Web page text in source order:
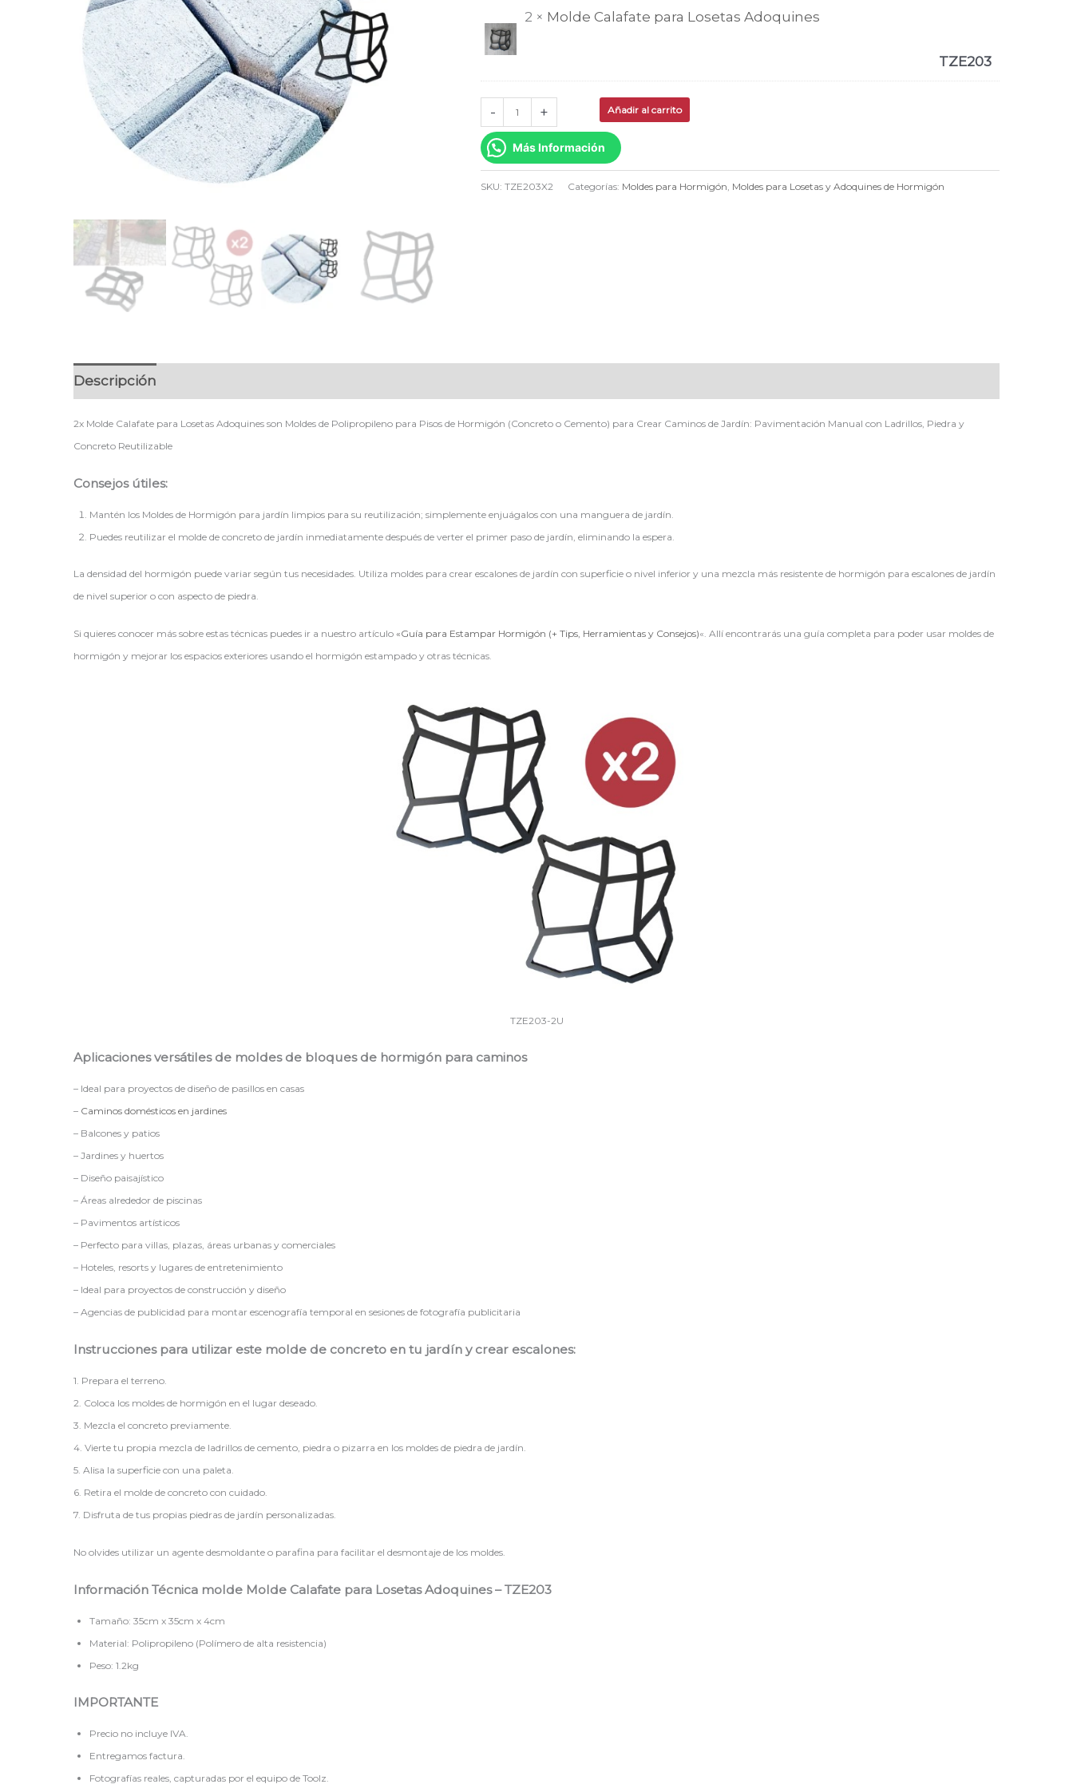
2 × Molde Calafate para Losetas Adoquines
TZE203
-
TZE203
TZE203X2
cantidad
+ Añadir al carrito
Más Información
SKU:TZE203X2 Categorías: Moldes para Hormigón Moldes para Losetas y Adoquines de Hormigón
Descripción
2x Molde Calafate para Losetas Adoquines son Moldes de Polipropileno para Pisos de Hormigón (Concreto o Cemento) para Crear Caminos de Jardín: Pavimentación Manual con Ladrillos, Piedra y
Concreto Reutilizable
Consejos útiles:
Mantén los Moldes de Hormigón para jardín limpios para su reutilización; simplemente enjuágalos con una manguera de jardín.
Puedes reutilizar el molde de concreto de jardín inmediatamente después de verter el primer paso de jardín, eliminando la espera.
La densidad del hormigón puede variar según tus necesidades. Utiliza moldes para crear escalones de jardín con superficie o nivel inferior y una mezcla más resistente de hormigón para escalones de jardín
de nivel superior o con aspecto de piedra.
Si quieres conocer más sobre estas técnicas puedes ir a nuestro artículo «Guía para Estampar Hormigón (+ Tips, Herramientas y Consejos)«. Allí encontrarás una guía completa para poder usar moldes de
hormigón y mejorar los espacios exteriores usando el hormigón estampado y otras técnicas.
TZE203-2U
Aplicaciones versátiles de moldes de bloques de hormigón para caminos
– Ideal para proyectos de diseño de pasillos en casas
– Caminos domésticos en jardines
– Balcones y patios
– Jardines y huertos
– Diseño paisajístico
– Áreas alrededor de piscinas
– Pavimentos artísticos
– Perfecto para villas, plazas, áreas urbanas y comerciales
– Hoteles, resorts y lugares de entretenimiento
– Ideal para proyectos de construcción y diseño
– Agencias de publicidad para montar escenografía temporal en sesiones de fotografía publicitaria
Instrucciones para utilizar este molde de concreto en tu jardín y crear escalones:
1. Prepara el terreno.
2. Coloca los moldes de hormigón en el lugar deseado.
3. Mezcla el concreto previamente.
4. Vierte tu propia mezcla de ladrillos de cemento, piedra o pizarra en los moldes de piedra de jardín.
5. Alisa la superficie con una paleta.
6. Retira el molde de concreto con cuidado.
7. Disfruta de tus propias piedras de jardín personalizadas.
No olvides utilizar un agente desmoldante o parafina para facilitar el desmontaje de los moldes.
Información Técnica molde Molde Calafate para Losetas Adoquines – TZE203
Tamaño: 35cm x 35cm x 4cm
Material: Polipropileno (Polímero de alta resistencia)
Peso: 1.2kg
IMPORTANTE
Precio no incluye IVA.
Entregamos factura.
Fotografías reales, capturadas por el equipo de Toolz.